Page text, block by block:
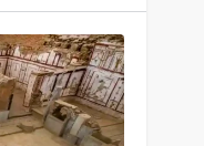
ALANLARI